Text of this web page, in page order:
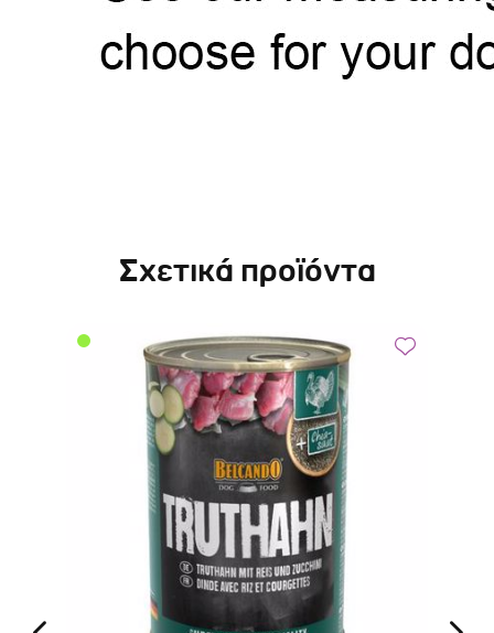
Σχετικά προϊόντα